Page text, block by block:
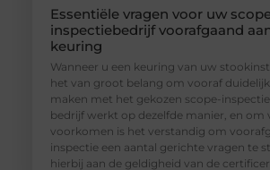
Essentiële vragen voor uw
inspectiebedrijf voorafgaand
keuring
Wanneer u een keuring van uw
het van groot belang om vooraf
maken met het gekozen scope-
bedrijf werkt op dezelfde manier, en om
voorkomen is het verstandig om
inspectie een aantal gerichte vragen te
hierbij aan de geldigheid van de